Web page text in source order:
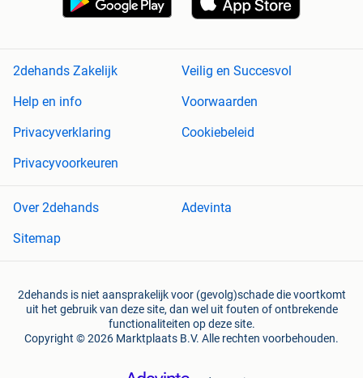
2dehands Zakelijk
Veilig en Succesvol
Help en info
Voorwaarden
Privacyverklaring
Cookiebeleid
Privacyvoorkeuren
Over 2dehands
Adevinta
Sitemap
2dehands is niet aansprakelijk voor (gevolg)schade die voortkomt
uit het gebruik van deze site, dan wel uit fouten of ontbrekende
functionaliteiten op deze site.
Copyright © 2026 Marktplaats B.V. Alle rechten voorbehouden.